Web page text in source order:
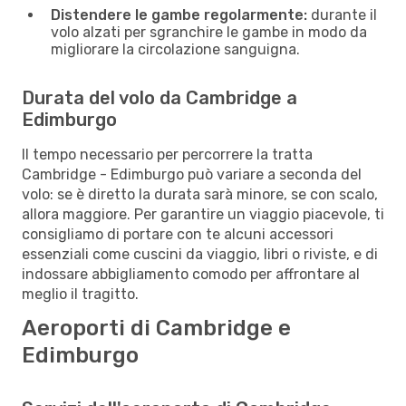
Distendere le gambe regolarmente: durante il
volo alzati per sgranchire le gambe in modo da
migliorare la circolazione sanguigna.
Durata del volo da Cambridge a
Edimburgo
Il tempo necessario per percorrere la tratta
Cambridge - Edimburgo può variare a seconda del
volo: se è diretto la durata sarà minore, se con scalo,
allora maggiore. Per garantire un viaggio piacevole, ti
consigliamo di portare con te alcuni accessori
essenziali come cuscini da viaggio, libri o riviste, e di
indossare abbigliamento comodo per affrontare al
meglio il tragitto.
Aeroporti di Cambridge e
Edimburgo